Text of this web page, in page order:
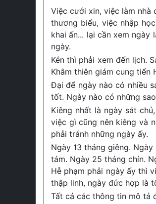
Việc cưới xin, việc làm nhà
thương biểu, việc nhập
khai ấn... lại cần xem
ngày.
Kén thì phải xem đến lịch.
Khâm thiên giám cung tiến
Đại để ngày nào có nhiều
tốt. Ngày nào có những
Kiêng nhất là ngày sát
việc gì cũng nên kiêng và
phải tránh những ngày ấy.
Ngày 13 tháng giêng.
tám. Ngày 25 tháng chín.
Hễ phạm phải ngày ấy thì
thập linh, ngày đức hợp là
Tất cả các thông tin mô tả